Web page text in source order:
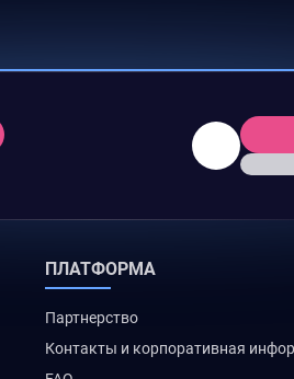
ПЛАТФОРМА
Партнерство
Контакты и корпоративная